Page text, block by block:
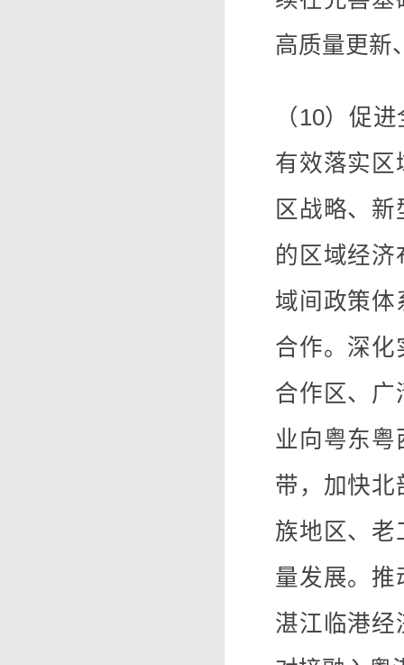
高质量更新
（10）促
有效落实区
区战略、
的区域经
域间政策体
合作。深化
合作区、广
业向粤东
带，加快北
族地区、老
量发展。推
湛江临港经